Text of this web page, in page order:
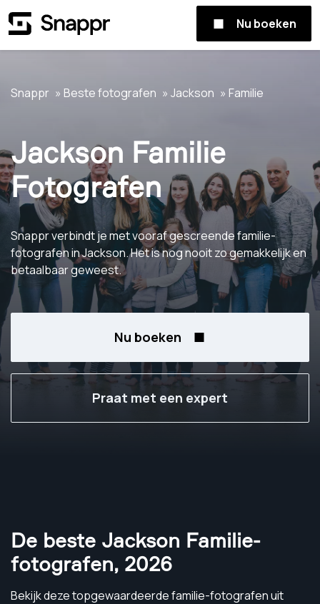
Nu boeken
Snappr Beste fotografen Jackson Familie
Jackson Familie
Fotografen
Snappr verbindt je met vooraf gescreende familie-
fotografen in Jackson. Het is nog nooit zo gemakkelijk en
betaalbaar geweest.
Nu boeken
Praat met een expert
De beste Jackson Familie-
fotografen, 2026
Bekijk deze topgewaardeerde familie-fotografen uit